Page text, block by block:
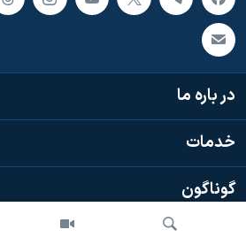
در باره ما
خدمات
گوناگون